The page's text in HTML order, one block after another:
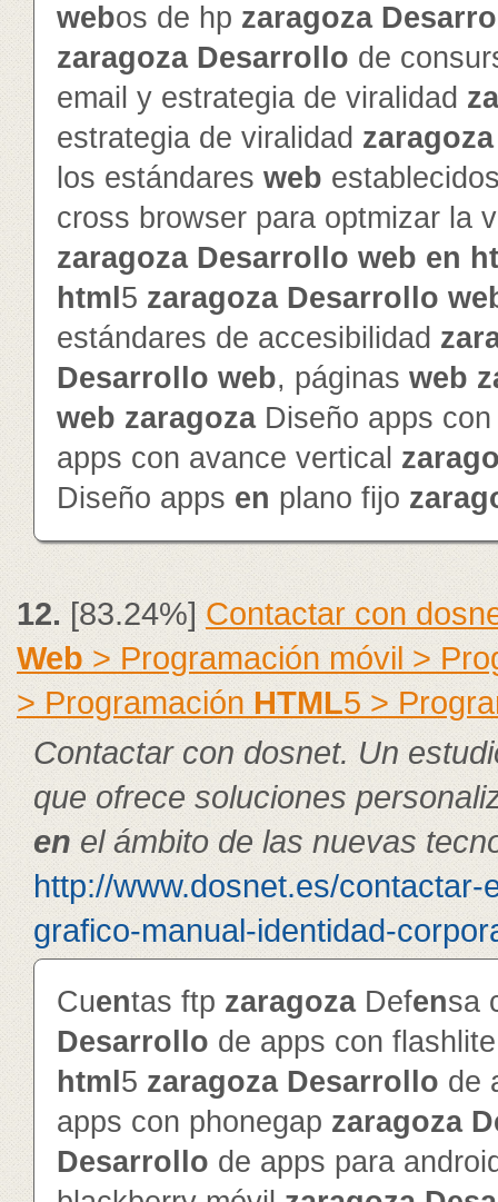
webos de hp zaragoza
zaragoza Desarrollo de
email y estrategia de viralidad
estrategia de viralidad zaragoza
los estándares web
cross browser para optmizar la
zaragoza Desarrollo web en
html 5 zaragoza Desarrollo
estándares de accesibilidad
Desarrollo web, páginas web
web zaragozaDiseño apps
apps con avance vertical
Diseño apps en plano fijo
12.[83.24%]Contactar con
Web> Programación móvil >
> ProgramaciónHTML5 >
Contactar con dosnet. Un
que ofrece soluciones
en el ámbito de las nuevas
http://www.dosnet.es/contactar-
grafico-manual-identidad-
Cuentas ftp zaragozaDefensa
Desarrollo de apps con
html 5 zaragoza Desarrollo de
apps con phonegap zaragoza
Desarrollo de apps para